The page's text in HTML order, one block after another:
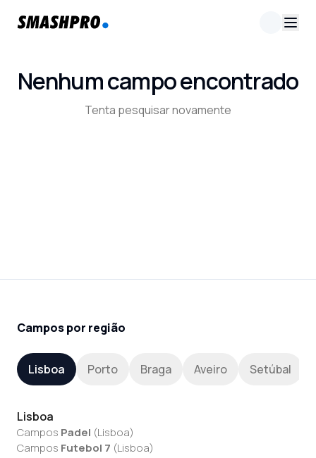
Nenhum campo encontrado
Tenta pesquisar novamente
Campos por região
Lisboa Porto Braga Aveiro Setúbal
Lisboa
Campos Padel (Lisboa)
Campos Futebol 7 (Lisboa)